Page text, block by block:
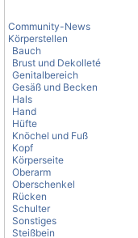
Community-News
Körperstellen
Bauch
Brust und Dekolleté
Genitalbereich
Gesäß und Becken
Hals
Hand
Hüfte
Knöchel und Fuß
Kopf
Körperseite
Oberarm
Oberschenkel
Rücken
Schulter
Sonstiges
Steißbein